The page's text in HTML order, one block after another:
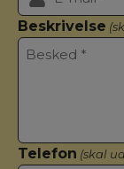
Beskrivelse
Telefon (skal